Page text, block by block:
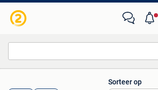
Sorteer op